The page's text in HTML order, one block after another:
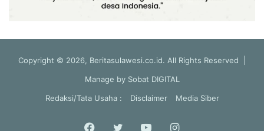
Copyright © 2026, Beritasulawesi.co.id. All Rights Reserved |
Manage by Sobat DIGITAL
Redaksi/Tata Usaha :
Disclaimer Media Siber
Facebook
Twitter YouTubeInstagram